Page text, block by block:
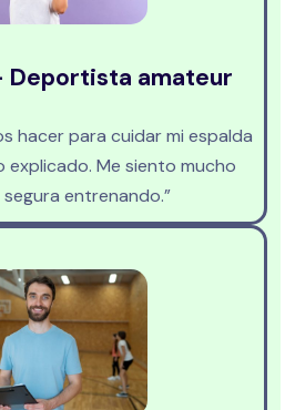
Deportista amateur
hacer para cuidar mi espalda
Me siento mucho
entrenando.”